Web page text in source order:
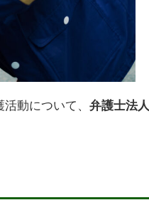
動について、 弁護士法人